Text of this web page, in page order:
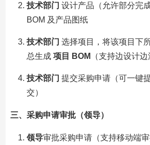
技术部门 设计产品（允许部分完
BOM 及产品图纸
技术部门 选择项目，将该项目下
总生成 项目 BOM （支持边设计边
技术部门 提交采购申请（可一键
交）
三、采购申请审批（领导）
领导审批采购申请（支持移动端审